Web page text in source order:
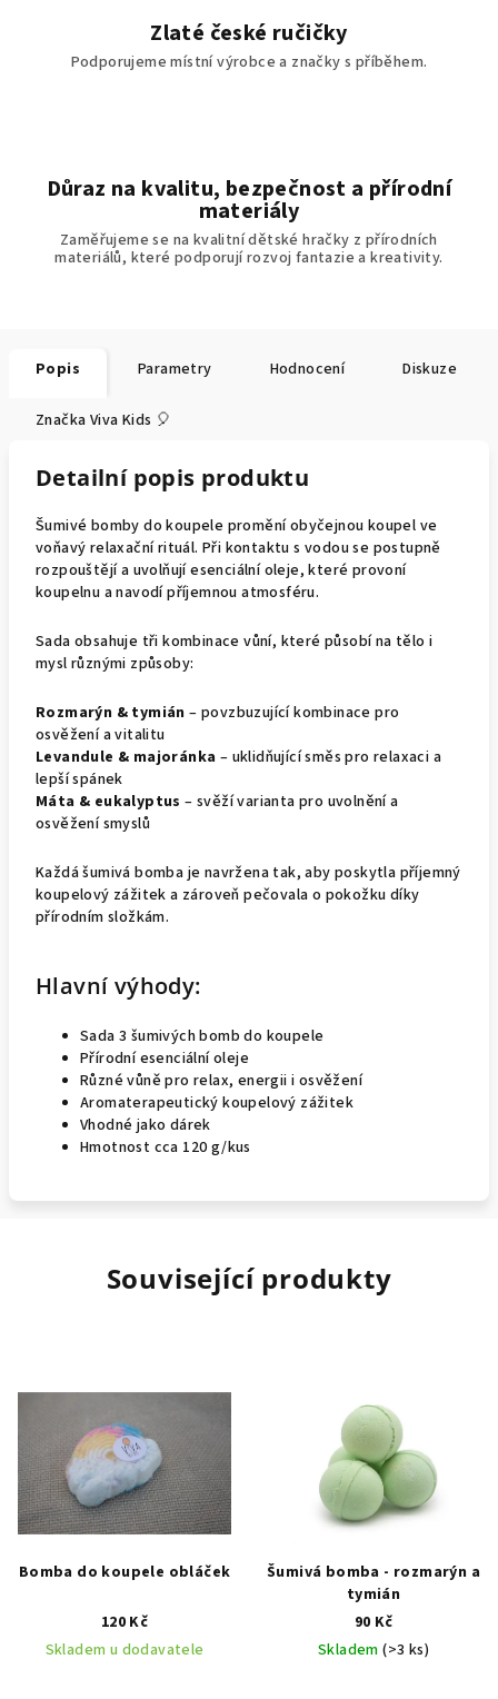
Zlaté české ručičky
Podporujeme místní výrobce a značky s příběhem.
Důraz na kvalitu, bezpečnost a přírodní
materiály
Zaměřujeme se na kvalitní dětské hračky z přírodních
materiálů, které podporují rozvoj fantazie a kreativity.
Popis Parametry Hodnocení Diskuze
Značka Viva Kids 🎈
Detailní popis produktu
Šumivé bomby do koupele promění obyčejnou koupel ve
voňavý relaxační rituál. Při kontaktu s vodou se postupně
rozpouštějí a uvolňují esenciální oleje, které provoní
koupelnu a navodí příjemnou atmosféru.
Sada obsahuje tři kombinace vůní, které působí na tělo i
mysl různými způsoby:
Rozmarýn & tymián – povzbuzující kombinace pro
osvěžení a vitalitu
Levandule & majoránka – uklidňující směs pro relaxaci a
lepší spánek
Máta & eukalyptus – svěží varianta pro uvolnění a
osvěžení smyslů
Každá šumivá bomba je navržena tak, aby poskytla příjemný
koupelový zážitek a zároveň pečovala o pokožku díky
přírodním složkám.
Hlavní výhody:
Sada 3 šumivých bomb do koupele
Přírodní esenciální oleje
Různé vůně pro relax, energii i osvěžení
Aromaterapeutický koupelový zážitek
Vhodné jako dárek
Hmotnost cca 120 g/kus
Související produkty
Bomba do koupele obláček
120 Kč
Skladem u dodavatele
Šumivá bomba - rozmarýn a
tymián
90 Kč
Skladem(>3 ks)